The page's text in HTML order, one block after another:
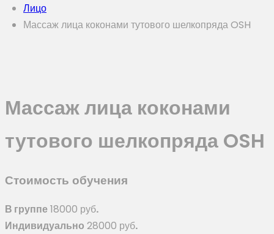
Лицо
Массаж лица коконами тутового шелкопряда OSH
Массаж лица коконами
тутового шелкопряда OSH
Стоимость обучения
В группе18000 руб.
Индивидуально 28000 руб.